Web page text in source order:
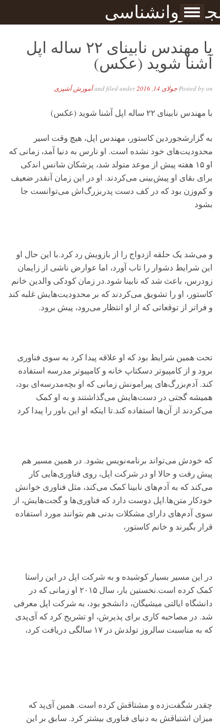
روانشناسی
Skip to content
برگه نمونه
با مهندس نابینای ۲۲ ساله اپل
آشنا شوید (عکس)
Posted byon جولای 14, 2016 and filed underآموزش آشپزی
با مهندس نابینای ۲۲ ساله اپل آشنا شوید (عکس)
به گزارشجوردین کاستور، مهندس اپل، هیچ وقت اسیر
محدودیت‌های خود نشده است. او نارس به دنیا آمد، زمانی که
او ۱۵ هفته پیش از موعد متولد شد، پزشکان شانس اندکی
برای بقای او پیش‌بینی می‌کردند. او در این زمان آنقدر ضعیف
و کم‌وزن بود که در کف دست پدربزرگ‌اش می‌توانست جا
بشود
و می‌شد یک حلقه ازدواج را از بازویش رد کرد.با این حال او
این شرایط دشوار را تاب آورد، اما عوارض ناشی از زایمان
زودرس، باعث شد که نابینا شود.در زمان کودکی والدین خانم
کاستور، او را تشویق می‌کردند که بر محدودیت‌هایش غلبه کند
و فرا‌تر از توقعاتی که از او انتظار می‌رود، پیش برود.
تحت همین شرایط بود که او علاقه پیدا کرد به سوی فناوری
برود و از کامپیو‌تر دسکتاپ خانه و کامپیو‌تر مدرسه استفاده
کند. آدم‌بزرگ‌های پیرامونش زمانی که او بچه‌مدرسه‌ای بود،
همیشه گجتی در دست‌هایش می‌گذاشتند و به او کمک
می‌کردند از آن‌ها استفاده کند.تا اینکه او این باور را پیدا کرد
که خودش می‌تواند برنامه‌نویس بشود. در همین مسیر هم
پیش رفت و حالا او در شرکت اپل، روی فناوری‌هایی کار
می‌کند که به آدم‌های نابینا کمک می‌کند، مثل فناوری خوانش
خودکار متن‌ها.اپل دوست دارد که فناوری‌ها و گجت‌هایش، از
سوی آدم‌های دارای مشکلات بدنی هم بتوانند مورد استفاده
قرار بگیرند و خانم کاستور،
در این مسیر بسیار کوشیده و به شرکت اپل در این راستا
کمک کرده است.نخستین بار، سال ۲۰۱۵ او زمانی که در
دانشگاه ایالتی میشیگان، دانشجو بود، به شرکت اپل معرفی
شد. در مصاحبه کاری برای پذیرش، او تشریح کرد که آی‌پدی
که به مناسبت سالروز تولدش در ۱۷ سالگی دریافت کرد،
چقدر شگفت‌زده‌ و مشتاقش کرده است. همین آی‌پد که
میزان اشتیاقش به دنیای فناوری بیشتر کرد. سابق بر این